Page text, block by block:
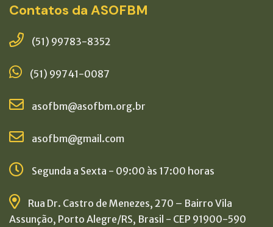
Contatos da ASOFBM
(51) 99783-8352
(51) 99741-0087
asofbm@asofbm.org.br
asofbm@gmail.com
Segunda a Sexta - 09:00 às 17:00 horas
Rua Dr. Castro de Menezes, 270 – Bairro Vila
Assunção, Porto Alegre/RS, Brasil - CEP 91900-590